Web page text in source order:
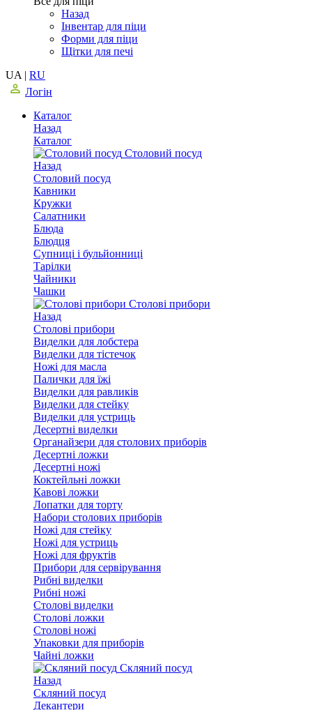
Назад
Інвентар для піци
Форми для піци
Щітки для печі
UA | RU
Логін
Каталог
Назад
Каталог
Столовий посуд
Назад
Столовий посуд
Кавники
Кружки
Салатники
Блюда
Блюдця
Супниці і бульйонниці
Тарілки
Чайники
Чашки
Столові прибори
Назад
Столові прибори
Виделки для лобстера
Виделки для тістечок
Ножі для масла
Палички для їжі
Виделки для равликів
Виделки для стейку
Виделки для устриць
Десертні виделки
Органайзери для столових приборів
Десертні ложки
Десертні ножі
Коктейльні ложки
Кавові ложки
Лопатки для торту
Набори столових приборів
Ножі для стейку
Ножі для устриць
Ножі для фруктів
Прибори для сервірування
Рибні виделки
Рибні ножі
Столові виделки
Столові ложки
Столові ножі
Упаковки для приборів
Чайні ложки
Скляний посуд
Назад
Скляний посуд
Декантери